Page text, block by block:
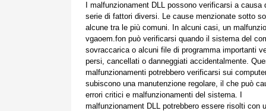
I malfunzionament DLL possono verificarsi a causa
serie di fattori diversi. Le cause menzionate sotto
alcune tra le più comuni. In alcuni casi, un
vgaoem.fon può verificarsi quando il sistema del
sovraccarica o alcuni file di programma importanti
persi, cancellati o danneggiati accidentalmente.
malfunzionamenti potrebbero verificarsi sui
subiscono una manutenzione regolare, il che può
errori critici e malfunzionamenti del sistema. I
malfunzionament DLL potrebbero essere risolti con
Una volta completato il download, fare clic sul
collegamento al file scaricato